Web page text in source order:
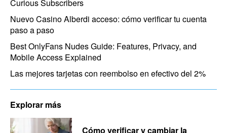
Curious Subscribers
Nuevo Casino Alberdi acceso: cómo verificar tu cuenta
paso a paso
Best OnlyFans Nudes Guide: Features, Privacy, and
Mobile Access Explained
Las mejores tarjetas con reembolso en efectivo del 2%
Explorar más
Cómo verificar y cambiar la